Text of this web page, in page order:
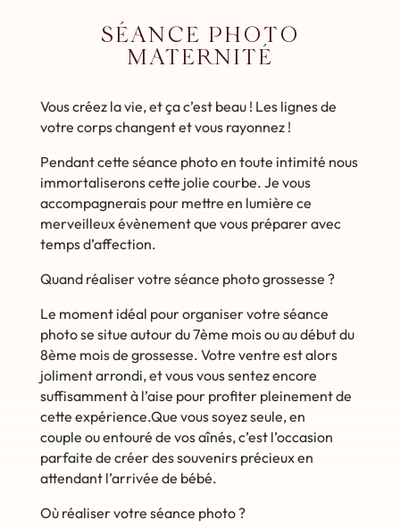
SÉANCE PHOTO
MATERNITÉ
Vous créez la vie, et ça c’est beau ! Les lignes de
votre corps changent et vous rayonnez !
Pendant cette séance photo en toute intimité nous
immortaliserons cette jolie courbe. Je vous
accompagnerais pour mettre en lumière ce
merveilleux évènement que vous préparer avec
temps d’affection.
Quand réaliser votre séance photo grossesse ?
Le moment idéal pour organiser votre séance
photo se situe autour du 7ème mois ou au début du
8ème mois de grossesse. Votre ventre est alors
joliment arrondi, et vous vous sentez encore
suffisamment à l’aise pour profiter pleinement de
cette expérience.Que vous soyez seule, en
couple ou entouré de vos aînés, c’est l’occasion
parfaite de créer des souvenirs précieux en
attendant l’arrivée de bébé.
Où réaliser votre séance photo ?